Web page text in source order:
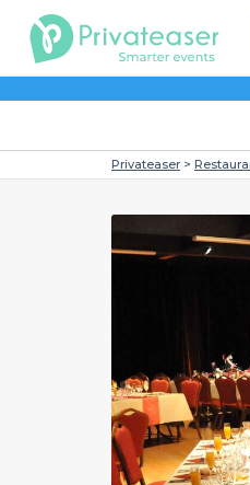
Privateaser